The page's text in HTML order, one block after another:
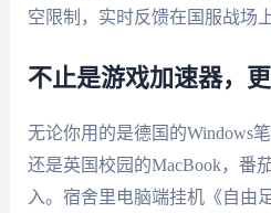
空限制，实时反馈在国服战场上
不止是游戏加速器，
无论你用的是德国的Windows
还是英国校园的MacBook，番
入。宿舍里电脑端挂机《自由